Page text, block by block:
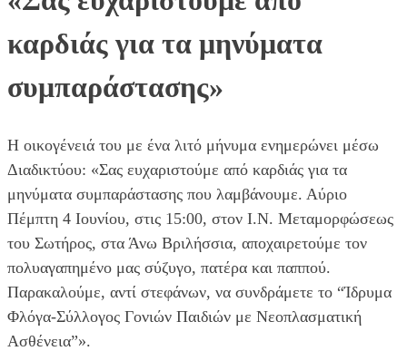
καρδιάς για τα μηνύματα
συμπαράστασης»
Η οικογένειά του με ένα λιτό μήνυμα ενημερώνει μέσω
Διαδικτύου: «Σας ευχαριστούμε από καρδιάς για τα
μηνύματα συμπαράστασης που λαμβάνουμε. Αύριο
Πέμπτη 4 Ιουνίου, στις 15:00, στον Ι.Ν. Μεταμορφώσεως
του Σωτήρος, στα Άνω Βριλήσσια, αποχαιρετούμε τον
πολυαγαπημένο μας σύζυγο, πατέρα και παππού.
Παρακαλούμε, αντί στεφάνων, να συνδράμετε το “Ίδρυμα
Φλόγα-Σύλλογος Γονιών Παιδιών με Νεοπλασματική
Ασθένεια”».